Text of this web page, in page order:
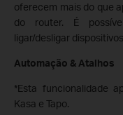
oferecem mais do que
do router. É
ligar/desligar
Automação & Atalhos
*Esta funcionalidade
Kasa e Tapo.